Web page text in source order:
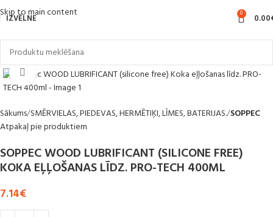
Skip to main content
IZVĒLNE 0 0.00
Noklikšķiniet, lai palielinātu
Sākums SMĒRVIELAS, PIEDEVAS, HERMĒTIĶI, LĪMES, BATERIJAS. SOPPEC
Atpakaļ pie produktiem
SOPPEC WOOD LUBRIFICANT (SILICONE FREE)
KOKA EĻĻOŠANAS LĪDZ. PRO-TECH 400ML
7.14€